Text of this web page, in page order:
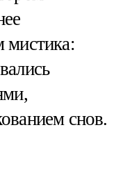
мистика:
снов.